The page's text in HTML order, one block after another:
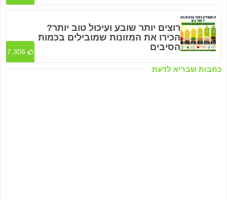
כתבות שבריא לדעת
רוצים יותר שובע ועיכול טוב יותר?
הכירו את המזונות שמובילים בכמות
הסיבים
7,306